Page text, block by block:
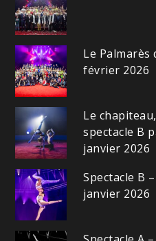
Le Palmarès
février 2026
Le
spectacle B
janvier 2026
Spectacle B
janvier 2026